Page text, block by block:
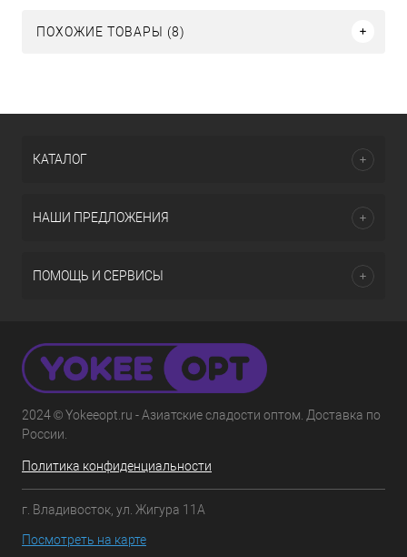
ПОХОЖИЕ ТОВАРЫ (8)
КАТАЛОГ
НАШИ ПРЕДЛОЖЕНИЯ
ПОМОЩЬ И СЕРВИСЫ
2024 © Yokeeopt.ru - Азиатские сладости оптом. Доставка по
России.
Политика конфиденциальности
г. Владивосток, ул. Жигура 11А
Посмотреть на карте